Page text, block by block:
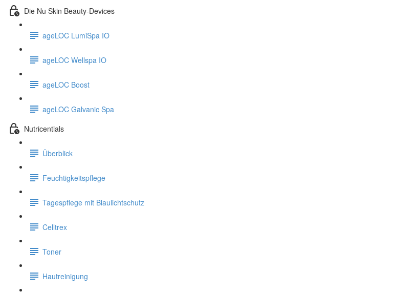
Die Nu Skin Beauty-Devices
ageLOC LumiSpa IO
ageLOC Wellspa IO
ageLOC Boost
ageLOC Galvanic Spa
Nutricentials
Überblick
Feuchtigkeitspflege
Tagespflege mit Blaulichtschutz
Celltrex
Toner
Hautreinigung